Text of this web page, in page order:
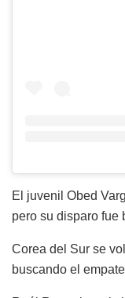
El juvenil Obed
pero su disparo fue
Corea del Sur se
buscando el